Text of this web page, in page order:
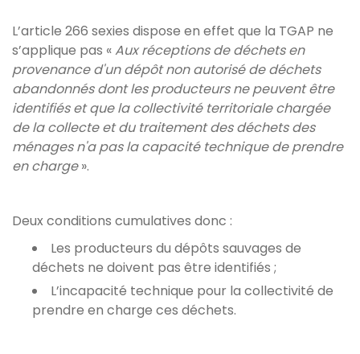
L’article 266 sexies dispose en effet que la TGAP ne
s’applique pas «Aux réceptions de déchets en
provenance d'un dépôt non autorisé de déchets
abandonnés dont les producteurs ne peuvent être
identifiés et que la collectivité territoriale chargée
de la collecte et du traitement des déchets des
ménages n'a pas la capacité technique de prendre
en charge».
Deux conditions cumulatives donc :
Les producteurs du dépôts sauvages de
déchets ne doivent pas être identifiés ;
L’incapacité technique pour la collectivité de
prendre en charge ces déchets.